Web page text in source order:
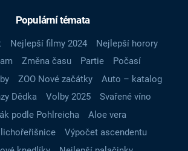
Populární témata
Nejlepší filmy 2024
Nejlepší horory
Změna času Partie
Počasí
ZOO Nové začátky
Auto – katalog
Dědka
Volby 2025
Svařené víno
podle Pohlreicha
Aloe vera
Výpočet ascendentu